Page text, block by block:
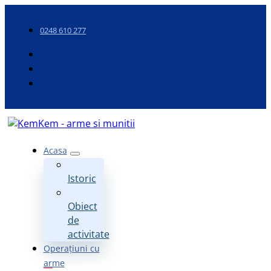
0248 610 277
Acasa
Istoric
Obiect
de
activitate
Operațiuni cu
arme